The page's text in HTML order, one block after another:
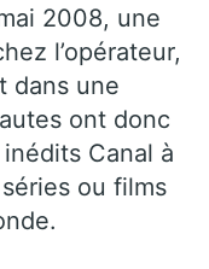
2008, une
l’opérateur,
dans une
ont donc
Canal à
ou films